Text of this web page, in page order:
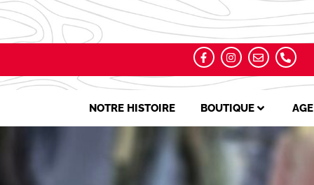
NOTRE HISTOIRE BOUTIQUE